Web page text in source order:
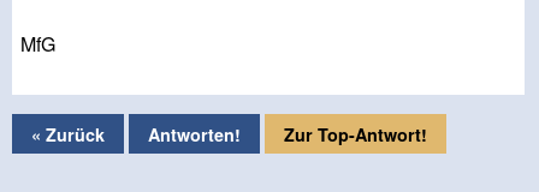
MfG
« Zurück Antworten! Zur Top-Antwort!